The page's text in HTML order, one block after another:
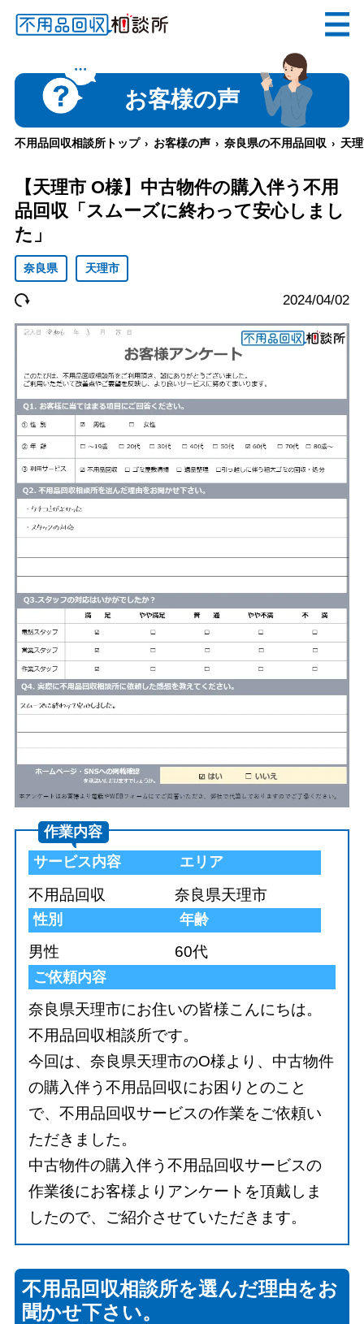
（受付 8:30-17:30）
当社について
サービス
料金
対応エリア
お客様の声
よくある質問
お客様の声
不用品回収相談所トップ お客様の声 奈良県の不用品回収 天
【天理市 O様】中古物件の購入伴う不用
品回収「スムーズに終わって安心しまし
た」
奈良県 天理市
2024/04/02
作業内容
サービス内容
不用品回収
エリア
奈良県天理市
性別
男性
年齢
60代
ご依頼内容
奈良県天理市にお住いの皆様こんにちは。
不用品回収相談所です。
今回は、奈良県天理市のO様より、中古物件
の購入伴う不用品回収にお困りとのこと
で、不用品回収サービスの作業をご依頼い
ただきました。
中古物件の購入伴う不用品回収サービスの
作業後にお客様よりアンケートを頂戴しま
したので、ご紹介させていただきます。
不用品回収相談所を選んだ理由をお
聞かせ下さい。